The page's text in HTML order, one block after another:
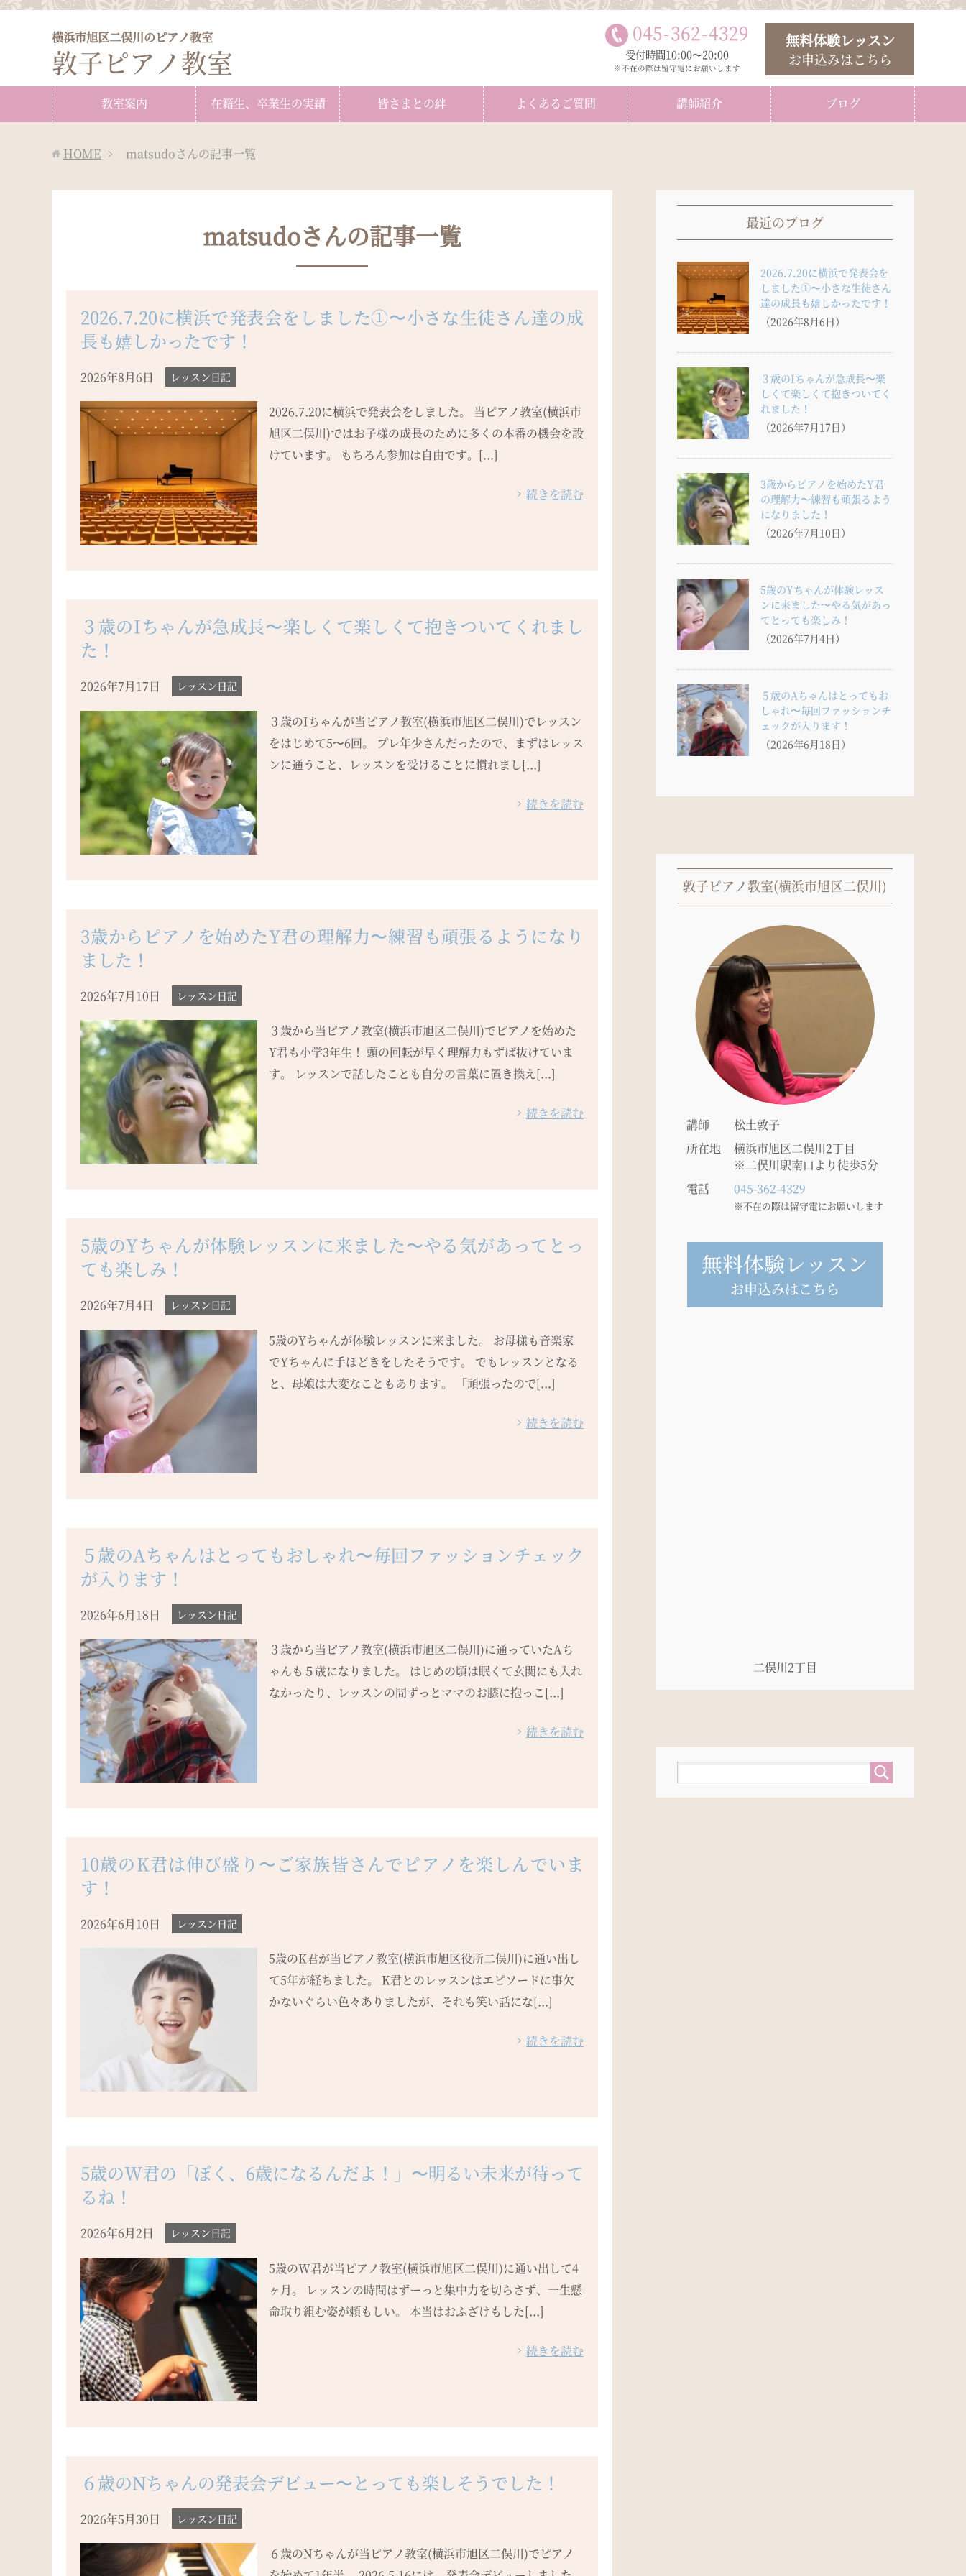
横浜市旭区二俣川のピアノ教室
敦子ピアノ教室
045-362-4329
受付時間10:00〜20:00
※不在の際は留守電にお願いします
無料体験レッスン
お申込みはこちら
教室案内 在籍生、卒業生の実績 皆さまとの絆 よくあるご質問 講師紹介 ブログ
HOME matsudoさんの記事一覧
matsudoさんの記事一覧
2026.7.20に横浜で発表会をしました①〜小さな生徒さん達の成
長も嬉しかったです！
2026年8月6日 レッスン日記
2026.7.20に横浜で発表会をしました。 当ピアノ教室(横浜市
旭区二俣川)ではお子様の成長のために多くの本番の機会を設
けています。 もちろん参加は自由です。[...]
続きを読む
３歳のIちゃんが急成長〜楽しくて楽しくて抱きついてくれまし
た！
2026年7月17日 レッスン日記
３歳のIちゃんが当ピアノ教室(横浜市旭区二俣川)でレッスン
をはじめて5〜6回。 プレ年少さんだったので、まずはレッス
ンに通うこと、レッスンを受けることに慣れまし[...]
続きを読む
3歳からピアノを始めたY君の理解力〜練習も頑張るようになり
ました！
2026年7月10日 レッスン日記
３歳から当ピアノ教室(横浜市旭区二俣川)でピアノを始めた
Y君も小学3年生！ 頭の回転が早く理解力もずば抜けていま
す。 レッスンで話したことも自分の言葉に置き換え[...]
続きを読む
5歳のYちゃんが体験レッスンに来ました〜やる気があってとっ
ても楽しみ！
2026年7月4日 レッスン日記
5歳のYちゃんが体験レッスンに来ました。 お母様も音楽家
でYちゃんに手ほどきをしたそうです。 でもレッスンとなる
と、母娘は大変なこともあります。 「頑張ったので[...]
続きを読む
５歳のAちゃんはとってもおしゃれ〜毎回ファッションチェック
が入ります！
2026年6月18日 レッスン日記
３歳から当ピアノ教室(横浜市旭区二俣川)に通っていたAち
ゃんも５歳になりました。 はじめの頃は眠くて玄関にも入れ
なかったり、レッスンの間ずっとママのお膝に抱っこ[...]
続きを読む
10歳のK君は伸び盛り〜ご家族皆さんでピアノを楽しんでいま
す！
2026年6月10日 レッスン日記
5歳のK君が当ピアノ教室(横浜市旭区役所二俣川)に通い出し
て5年が経ちました。 K君とのレッスンはエピソードに事欠
かないぐらい色々ありましたが、それも笑い話にな[...]
続きを読む
5歳のW君の「ぼく、6歳になるんだよ！」〜明るい未来が待って
るね！
2026年6月2日 レッスン日記
5歳のW君が当ピアノ教室(横浜市旭区二俣川)に通い出して4
ヶ月。 レッスンの時間はずーっと集中力を切らさず、一生懸
命取り組む姿が頼もしい。 本当はおふざけもした[...]
続きを読む
６歳のNちゃんの発表会デビュー〜とっても楽しそうでした！
2026年5月30日 レッスン日記
６歳のNちゃんが当ピアノ教室(横浜市旭区二俣川)でピアノ
最近のブログ
2026.7.20に横浜で発表会を
しました①〜小さな生徒さん
達の成長も嬉しかったです！
（2026年8月6日）
３歳のIちゃんが急成長〜楽
しくて楽しくて抱きついてく
れました！
（2026年7月17日）
3歳からピアノを始めたY君
の理解力〜練習も頑張るよう
になりました！
（2026年7月10日）
5歳のYちゃんが体験レッス
ンに来ました〜やる気があっ
てとっても楽しみ！
（2026年7月4日）
５歳のAちゃんはとってもお
しゃれ〜毎回ファッションチ
ェックが入ります！
（2026年6月18日）
敦子ピアノ教室(横浜市旭区二俣川)
講師
松土敦子
所在地
横浜市旭区二俣川2丁目
※二俣川駅南口より徒歩5分
電話
045-362-4329
※不在の際は留守電にお願いします
無料体験レッスン
お申込みはこちら
二俣川2丁目